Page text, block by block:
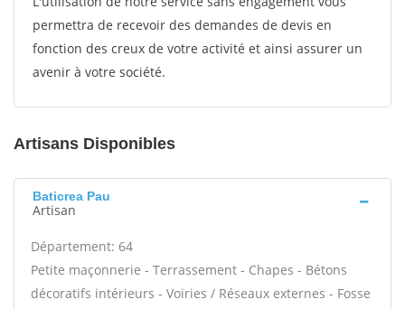
permettra de recevoir des demandes de devis en
fonction des creux de votre activité et ainsi assurer un
avenir à votre société.
Artisans Disponibles
Baticrea Pau
Artisan
Département: 64
Petite maçonnerie - Terrassement - Chapes - Bétons
décoratifs intérieurs - Voiries / Réseaux externes - Fosse